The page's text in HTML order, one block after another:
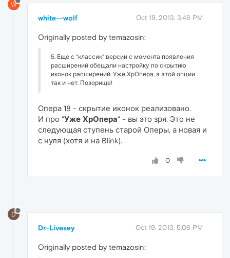
W
white--wolf Oct 19, 2013, 3:48 PM
Originally posted by temazosin:
5. Еще с "классик" версии с момента появления
расширений обещали настройку по скрытию
иконок расширений. Уже ХрОпера, а этой опции
так и нет. Позорище!
Опера 18 - скрытие иконок реализовано.
И про "Уже ХрОпера" - вы это зря. Это не
следующая ступень старой Оперы, а новая и
с нуля (хотя и на Blink).
0
D
Dr-Livesey Oct 19, 2013, 5:08 PM
Originally posted by temazosin: